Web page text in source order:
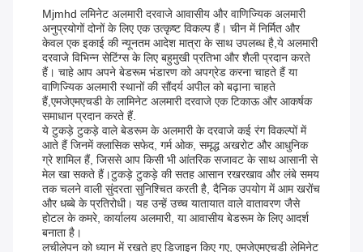
Mjmhd लमिनेट अलमारी दरवाजे आवासीय और वाणिज्यिक अलमारी
अनुप्रयोगों दोनों के लिए एक उत्कृष्ट विकल्प हैं। चीन में निर्मित और
केवल एक इकाई की न्यूनतम आदेश मात्रा के साथ उपलब्ध है,ये अलमारी
दरवाजे विभिन्न सेटिंग्स के लिए बहुमुखी प्रतिभा और शैली प्रदान करते
हैं। चाहे आप अपने बेडरूम भंडारण को अपग्रेड करना चाहते हैं या
वाणिज्यिक अलमारी स्थानों की सौंदर्य अपील को बढ़ाना चाहते
हैं,एमजेएमएचडी के लामिनेट अलमारी दरवाजे एक टिकाऊ और आकर्षक
समाधान प्रदान करते हैं.
ये टुकड़े टुकड़े वाले बेडरूम के अलमारी के दरवाजे कई रंग विकल्पों में
आते हैं जिनमें क्लासिक सफेद, गर्म ओक, समृद्ध अखरोट और आधुनिक
ग्रे शामिल हैं, जिससे आप किसी भी आंतरिक सजावट के साथ आसानी से
मेल खा सकते हैं।टुकड़े टुकड़े की सतह आसान रखरखाव और लंबे समय
तक चलने वाली सुंदरता सुनिश्चित करती है, दैनिक उपयोग में आम खरोंच
और धब्बे के प्रतिरोधी। यह उन्हें उच्च यातायात वाले वातावरण जैसे
होटल के कमरे, कार्यालय अलमारी, या आवासीय बेडरूम के लिए आदर्श
बनाता है।
लचीलेपन को ध्यान में रखते हुए डिजाइन किए गए, एमजेएमएचडी लेमिनेट